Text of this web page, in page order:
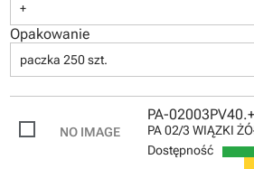
+
Opakowanie
paczka 250 szt.
PA-02003PV40.+
PA 02/3 WIĄZKI
Dostępność